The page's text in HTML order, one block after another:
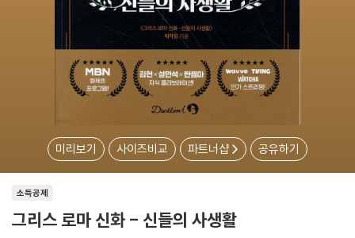
미리보기 사이즈비교 파트너샵 공유하기
소득공제
그리스 로마 신화 - 신들의 사생활